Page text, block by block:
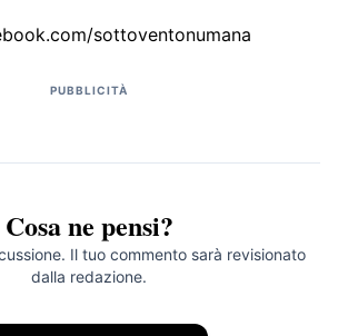
sottoventonumana
PUBBLICITÀ
Cosa ne pensi?
Il tuo commento sarà revisionato
dalla redazione.